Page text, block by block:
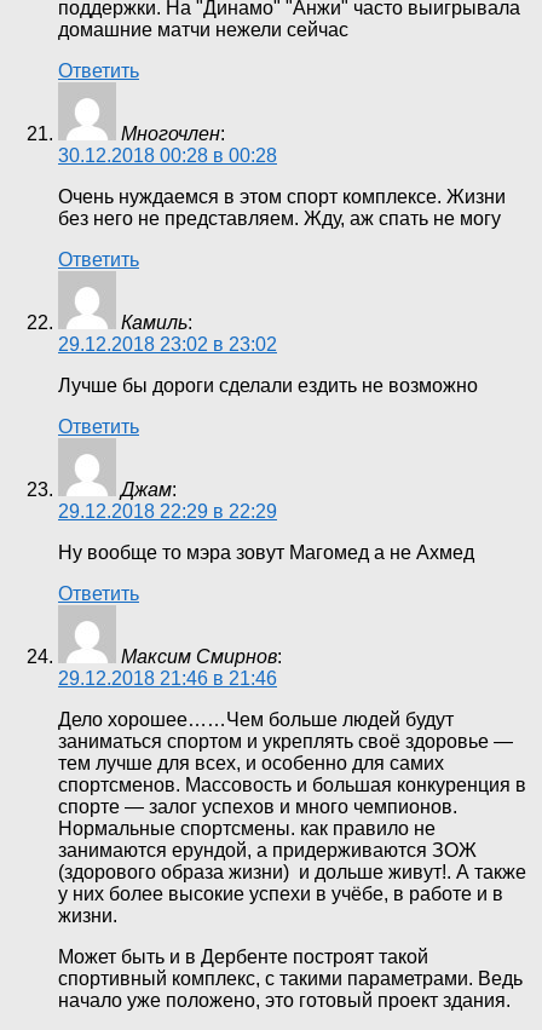
поддержки. На "Динамо" "Анжи" часто выигрывала
домашние матчи нежели сейчас
Ответить
Многочлен:
30.12.2018 00:28 в 00:28
Очень нуждаемся в этом спорт комплексе. Жизни
без него не представляем. Жду, аж спать не могу
Ответить
Камиль:
29.12.2018 23:02 в 23:02
Лучше бы дороги сделали ездить не возможно
Ответить
Джам:
29.12.2018 22:29 в 22:29
Ну вообще то мэра зовут Магомед а не Ахмед
Ответить
Максим Смирнов:
29.12.2018 21:46 в 21:46
Дело хорошее……Чем больше людей будут
заниматься спортом и укреплять своё здоровье —
тем лучше для всех, и особенно для самих
спортсменов. Массовость и большая конкуренция в
спорте — залог успехов и много чемпионов.
Нормальные спортсмены. как правило не
занимаются ерундой, а придерживаются ЗОЖ
(здорового образа жизни) и дольше живут!. А также
у них более высокие успехи в учёбе, в работе и в
жизни.
Может быть и в Дербенте построят такой
спортивный комплекс, с такими параметрами. Ведь
начало уже положено, это готовый проект здания.